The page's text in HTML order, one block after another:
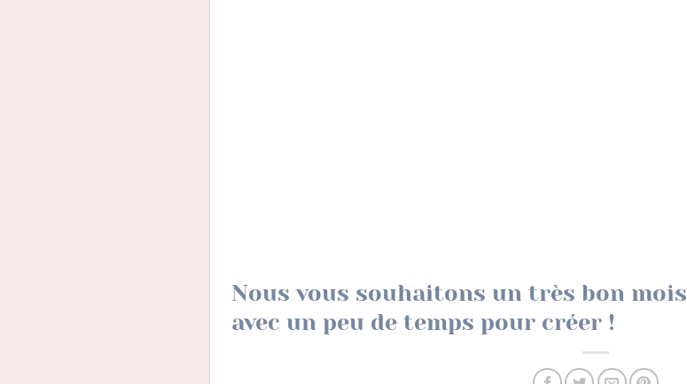
Nous vous souhaitons un très bon mois
avec un peu de temps pour créer !